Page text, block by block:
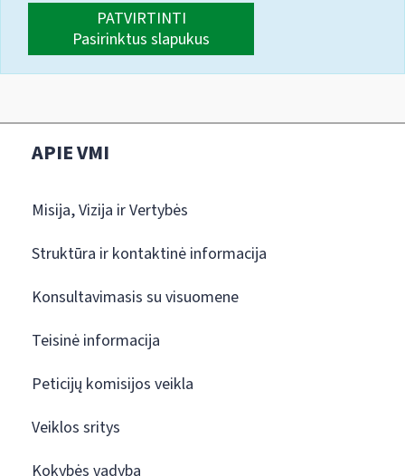
PATVIRTINTI
Pasirinktus slapukus
APIE VMI
Misija, Vizija ir Vertybės
Struktūra ir kontaktinė informacija
Konsultavimasis su visuomene
Teisinė informacija
Peticijų komisijos veikla
Veiklos sritys
Kokybės vadyba